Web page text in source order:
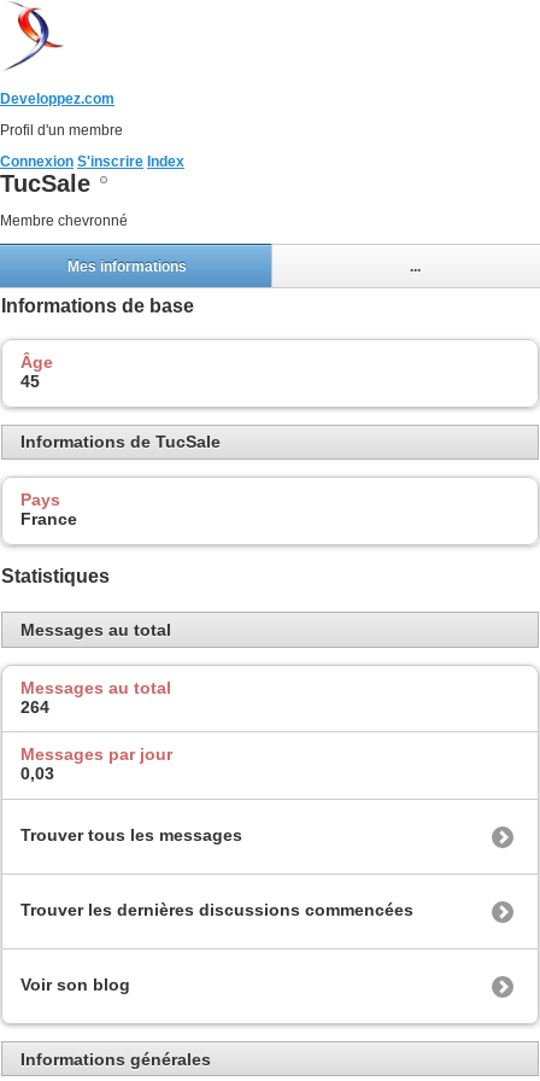
Developpez.com
Profil d'un membre
Connexion S'inscrire Index
TucSale
Membre chevronné
Mes informations ...
Informations de base
Âge
45
Informations de TucSale
Pays
France
Statistiques
Messages au total
Messages au total
264
Messages par jour
0,03
Trouver tous les messages
Trouver les dernières discussions commencées
Voir son blog
Informations générales